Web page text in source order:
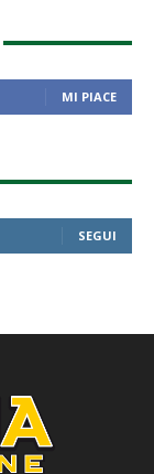
MI PIACE
SEGUI